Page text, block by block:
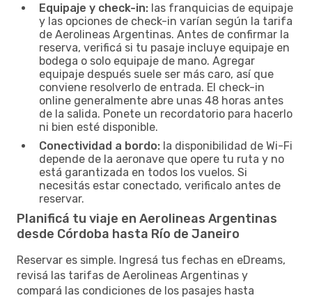
Equipaje y check-in: las franquicias de equipaje
y las opciones de check-in varían según la tarifa
de Aerolineas Argentinas. Antes de confirmar la
reserva, verificá si tu pasaje incluye equipaje en
bodega o solo equipaje de mano. Agregar
equipaje después suele ser más caro, así que
conviene resolverlo de entrada. El check-in
online generalmente abre unas 48 horas antes
de la salida. Ponete un recordatorio para hacerlo
ni bien esté disponible.
Conectividad a bordo: la disponibilidad de Wi-Fi
depende de la aeronave que opere tu ruta y no
está garantizada en todos los vuelos. Si
necesitás estar conectado, verificalo antes de
reservar.
Planificá tu viaje en Aerolineas Argentinas
desde Córdoba hasta Río de Janeiro
Reservar es simple. Ingresá tus fechas en eDreams,
revisá las tarifas de Aerolineas Argentinas y
compará las condiciones de los pasajes hasta